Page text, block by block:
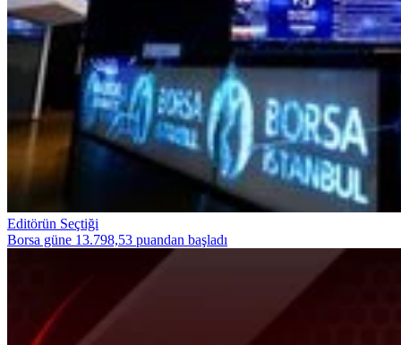
Editörün Seçtiği
Borsa güne 13.798,53 puandan başladı